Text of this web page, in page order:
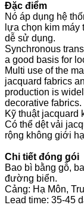
Đặc điểm
Nó áp dụng hệ
lựa chọn kim
dễ sử dụng.
Synchronous
a good basis for
Multi use of the
jacquard fabrics
production is
decorative fabrics.
Kỹ thuật jacquard
Có thể dệt vải
rộng không giới
Chi tiết đóng gói
Bao bì bằng gỗ,
đường biển.
Cảng: Hạ Môn,
Lead time: 35-45